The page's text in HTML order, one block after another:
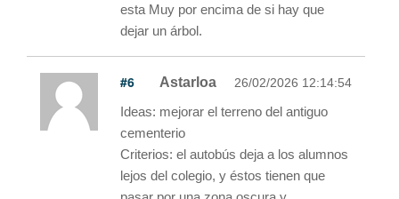
esta Muy por encima de si hay que
dejar un árbol.
#6 Astarloa 26/02/2026 12:14:54
Ideas: mejorar el terreno del antiguo
cementerio
Criterios: el autobús deja a los alumnos
lejos del colegio, y éstos tienen que